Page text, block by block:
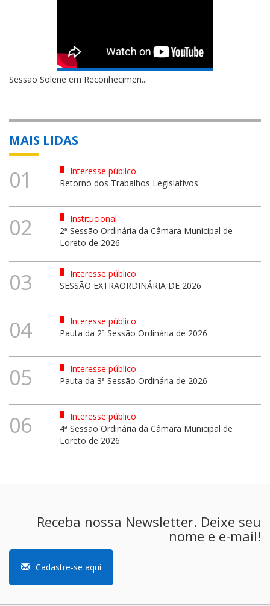
Sessão Solene em Reconhecimen...
MAIS LIDAS
01
Interesse público
Retorno dos Trabalhos Legislativos
02
Institucional
2ª Sessão Ordinária da Câmara Municipal de
Loreto de 2026
03
Interesse público
SESSÃO EXTRAORDINÁRIA DE 2026
04
Interesse público
Pauta da 2ª Sessão Ordinária de 2026
05
Interesse público
Pauta da 3ª Sessão Ordinária de 2026
06
Interesse público
4ª Sessão Ordinária da Câmara Municipal de
Loreto de 2026
Receba nossa Newsletter. Deixe seu
nome e e-mail!
Cadastre-se aqui